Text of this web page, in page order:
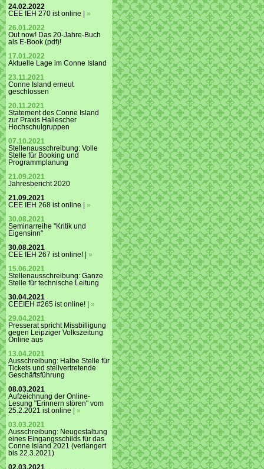
24.02.2022
CEE IEH 270 ist online | »
26.01.2022
Out now! Das 20-Jahre-Buch
als E-Book (pdf)!
17.01.2022
Aktuelle Lage im Conne Island
23.11.2021
Conne Island erneut
geschlossen
20.11.2021
Statement des Conne Island
zur Praxis Hallescher
Hochschulgruppen
07.10.2021
Stellenausschreibung: Volle
Stelle für Booking und
Programmplanung
21.09.2021
Jahresbericht 2020
21.09.2021
CEE IEH 268 ist online | »
30.08.2021
Seminarreihe "Kritik und
Eigensinn"
30.08.2021
CEE IEH 267 ist online! | »
15.06.2021
Stellenausschreibung: Ganze
Stelle für technische Leitung
30.04.2021
CEEIEH #265 ist online! | »
29.04.2021
Presserat spricht Missbilligung
gegen Leipziger Volkszeitung
Online aus
13.04.2021
Ausschreibung: Halbe Stelle für
Tickets und stellvertretende
Geschäftsführung
08.03.2021
Aufzeichnung der Online-
Lesung "Erinnern stören" vom
25.2.2021 ist online | »
03.03.2021
Ausschreibung: Neugestaltung
eines Eingangsschilds für das
Conne Island 2021 (verlängert
bis 22.3.2021)
02.03.2021